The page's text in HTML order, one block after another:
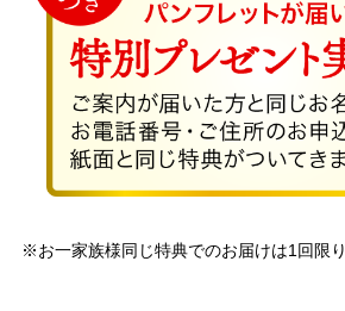
※お一家族様同じ特典でのお届けは1回限り